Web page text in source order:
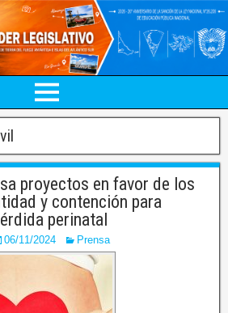
proyectos en favor de los
y contención para
perinatal
06/11/2024 Prensa